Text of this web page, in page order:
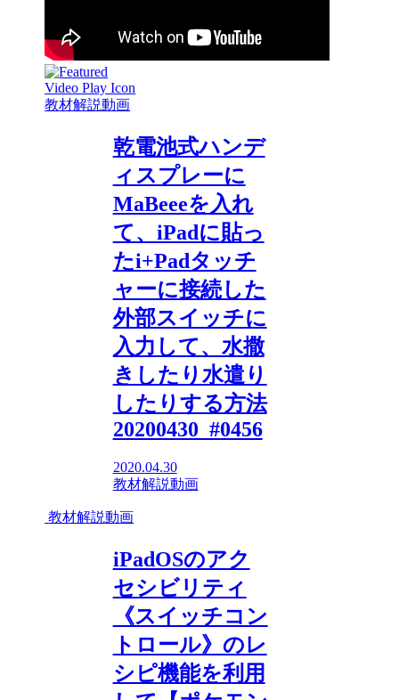
教材解説動画
乾電池式ハンデ
ィスプレーに
MaBeeeを入れ
て、iPadに貼っ
たi+Padタッチ
ャーに接続した
外部スイッチに
入力して、水撒
きしたり水遣り
したりする方法
20200430_#0456
2020.04.30
教材解説動画
教材解説動画
iPadOSのアク
セシビリティ
《スイッチコン
トロール》のレ
シピ機能を利用